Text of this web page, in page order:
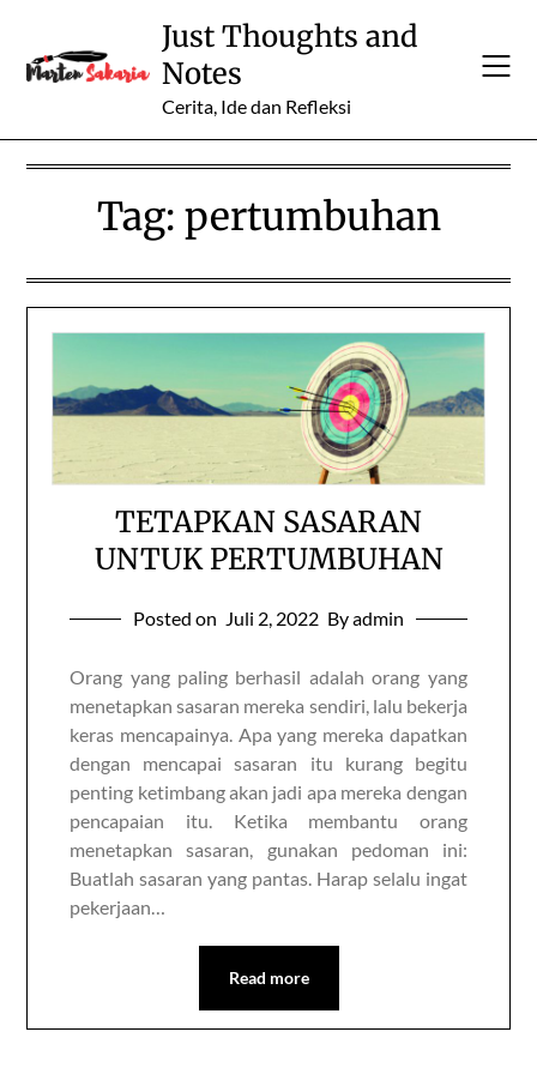
content
Just Thoughts and
Notes
Cerita, Ide dan Refleksi
Tag: pertumbuhan
TETAPKAN SASARAN
UNTUK PERTUMBUHAN
Posted on Juli 2, 2022 By admin
Orang yang paling berhasil adalah orang yang
menetapkan sasaran mereka sendiri, lalu bekerja
keras mencapainya. Apa yang mereka dapatkan
dengan mencapai sasaran itu kurang begitu
penting ketimbang akan jadi apa mereka dengan
pencapaian itu. Ketika membantu orang
menetapkan sasaran, gunakan pedoman ini:
Buatlah sasaran yang pantas. Harap selalu ingat
pekerjaan…
Read more